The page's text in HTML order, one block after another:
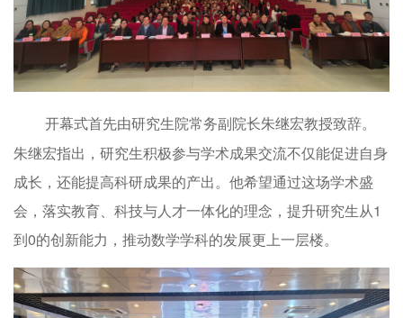
开幕式首先由研究生院常务副院长朱继宏教授致辞。
朱继宏指出，研究生积极参与学术成果交流不仅能促进自身
成长，还能提高科研成果的产出。他希望通过这场学术盛
会，落实教育、科技与人才一体化的理念，提升研究生从1
到0的创新能力，推动数学学科的发展更上一层楼。